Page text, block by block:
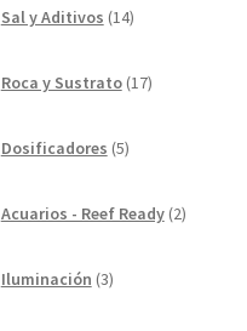
Sal y Aditivos 14productos
Roca y Sustrato 17productos
Dosificadores 5productos
Acuarios - Reef Ready 2productos
Iluminación 3productos